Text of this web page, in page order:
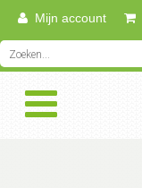
Mijn account